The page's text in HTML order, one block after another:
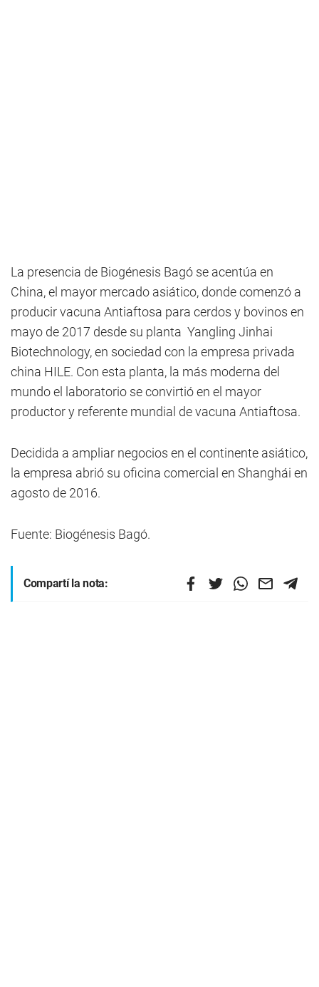
La presencia de Biogénesis Bagó se acentúa en
China, el mayor mercado asiático, donde comenzó a
producir vacuna Antiaftosa para cerdos y bovinos en
mayo de 2017 desde su planta Yangling Jinhai
Biotechnology, en sociedad con la empresa privada
china HILE. Con esta planta, la más moderna del
mundo el laboratorio se convirtió en el mayor
productor y referente mundial de vacuna Antiaftosa.
Decidida a ampliar negocios en el continente asiático,
la empresa abrió su oficina comercial en Shanghái en
agosto de 2016.
Fuente: Biogénesis Bagó.
Compartí la nota: